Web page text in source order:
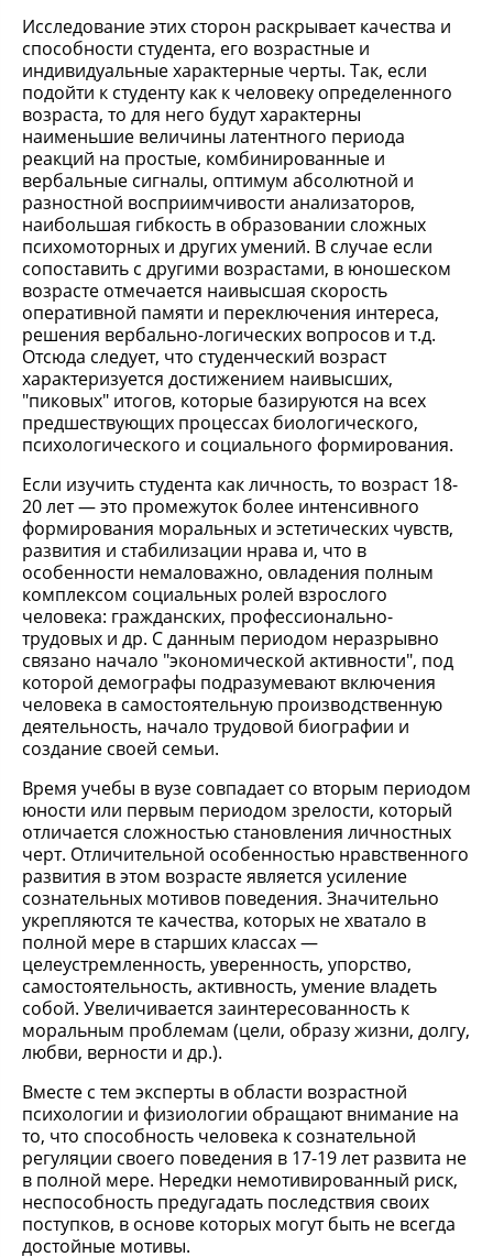
Исследование этих сторон раскрывает качества и
способности студента, его возрастные и
индивидуальные характерные черты. Так, если
подойти к студенту как к человеку определенного
возраста, то для него будут характерны
наименьшие величины латентного периода
реакций на простые, комбинированные и
вербальные сигналы, оптимум абсолютной и
разностной восприимчивости анализаторов,
наибольшая гибкость в образовании сложных
психомоторных и других умений. В случае если
сопоставить с другими возрастами, в юношеском
возрасте отмечается наивысшая скорость
оперативной памяти и переключения интереса,
решения вербально-логических вопросов и т.д.
Отсюда следует, что студенческий возраст
характеризуется достижением наивысших,
"пиковых" итогов, которые базируются на всех
предшествующих процессах биологического,
психологического и социального формирования.
Если изучить студента как личность, то возраст 18-
20 лет — это промежуток более интенсивного
формирования моральных и эстетических чувств,
развития и стабилизации нрава и, что в
особенности немаловажно, овладения полным
комплексом социальных ролей взрослого
человека: гражданских, профессионально-
трудовых и др. С данным периодом неразрывно
связано начало "экономической активности", под
которой демографы подразумевают включения
человека в самостоятельную производственную
деятельность, начало трудовой биографии и
создание своей семьи.
Время учебы в вузе совпадает со вторым периодом
юности или первым периодом зрелости, который
отличается сложностью становления личностных
черт. Отличительной особенностью нравственного
развития в этом возрасте является усиление
сознательных мотивов поведения. Значительно
укрепляются те качества, которых не хватало в
полной мере в старших классах —
целеустремленность, уверенность, упорство,
самостоятельность, активность, умение владеть
собой. Увеличивается заинтересованность к
моральным проблемам (цели, образу жизни, долгу,
любви, верности и др.).
Вместе с тем эксперты в области возрастной
психологии и физиологии обращают внимание на
то, что способность человека к сознательной
регуляции своего поведения в 17-19 лет развита не
в полной мере. Нередки немотивированный риск,
неспособность предугадать последствия своих
поступков, в основе которых могут быть не всегда
достойные мотивы.